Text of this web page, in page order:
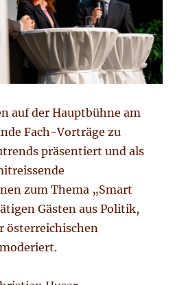
auf der Hauptbühne am
Fach-Vorträge zu
präsentiert und als
zum Thema „Smart
Gästen aus Politik,
österreichischen